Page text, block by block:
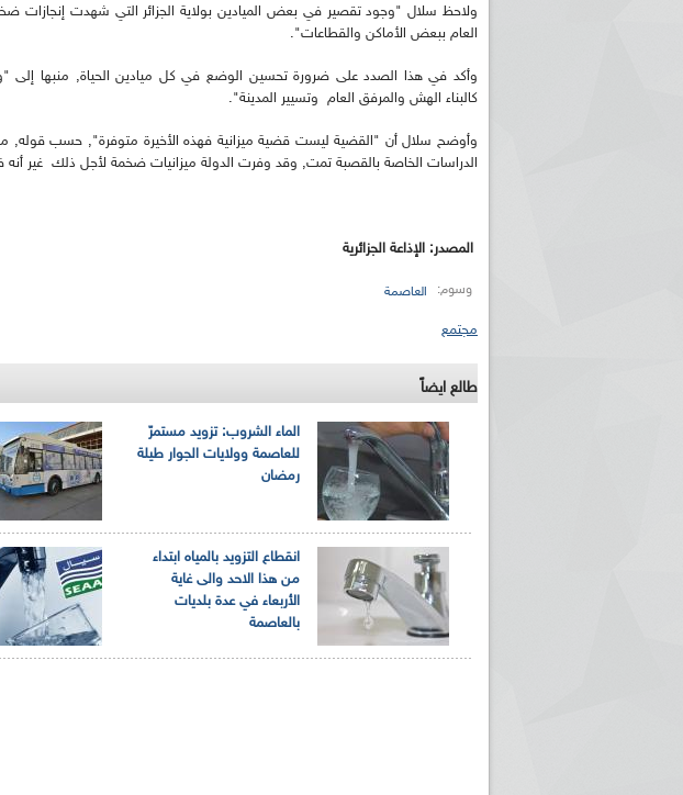
ولاحظ سلال "وجود تقصير في بعض الميادين بولاية الجزائر التي شهدت إنجازات
العام ببعض الأماكن والقطاعات".
وأكد في هذا الصدد على ضرورة تحسين الوضع في كل ميادين الحياة, منبها إلى
كالبناء الهش والمرفق العام وتسيير المدينة".
وأوضح سلال أن "القضية ليست قضية ميزانية فهذه الأخيرة متوفرة", حسب قوله,
الدراسات الخاصة بالقصبة تمت, وقد وفرت الدولة ميزانيات ضخمة لأجل ذلك غير
المصدر: الإذاعة الجزائرية
وسوم: العاصمة
مجتمع
طالع ايضاً
الماء الشروب: تزويد مستمرّ
للعاصمة وولايات الجوار طيلة
رمضان
انقطاع التزويد بالمياه ابتداء
من هذا الاحد والى غاية
الأربعاء في عدة بلديات
بالعاصمة